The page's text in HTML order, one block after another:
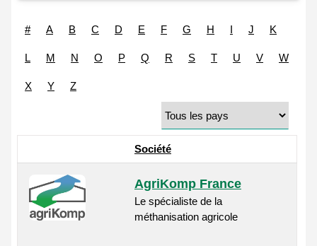
# A B C D E F G H I J K
L M N O P Q R S T U V W
X Y Z
Société
AgriKomp France
Le spécialiste de la
méthanisation agricole